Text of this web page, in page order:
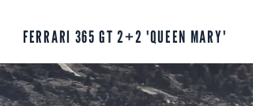
FERRARI 365 GT 2+2 'QUEEN MARY'